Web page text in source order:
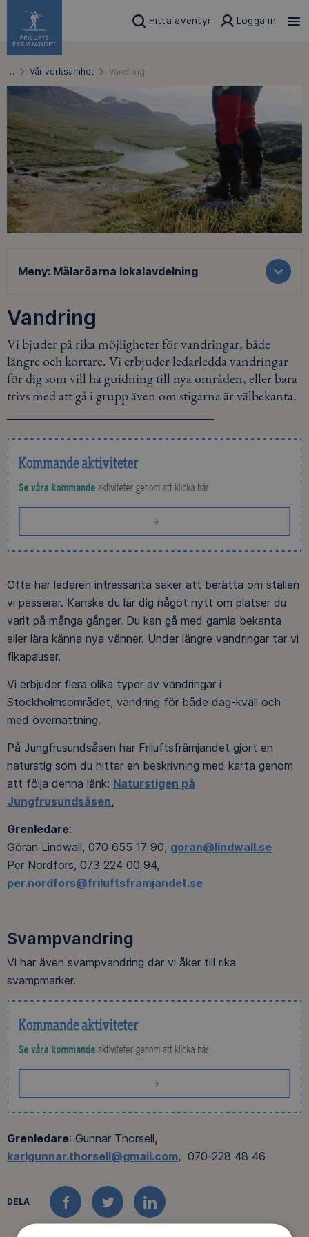
Hitta äventyr Logga in
… Vår verksamhet Vandring
Meny: Mälaröarna lokalavdelning
Vandring
Vi bjuder på rika möjligheter för vandringar, både
längre och kortare. Vi erbjuder ledarledda vandringar
för dig som vill ha guidning till nya områden, eller bara
trivs med att gå i grupp även om stigarna är välbekanta.
Ofta har ledaren intressanta saker att berätta om ställen
vi passerar. Kanske du lär dig något nytt om platser du
varit på många gånger. Du kan gå med gamla bekanta
eller lära känna nya vänner. Under längre vandringar tar vi
fikapauser.
Vi erbjuder flera olika typer av vandringar i
Stockholmsområdet, vandring för både dag-kväll och
med övernattning.
På Jungfrusundsåsen har Friluftsfrämjandet gjort en
naturstig som du hittar en beskrivning med karta genom
att följa denna länk: Naturstigen på
Jungfrusundsåsen.
Grenledare:
Göran Lindwall, 070 655 17 90, goran@lindwall.se
Per Nordfors, 073 224 00 94,
per.nordfors@friluftsframjandet.se
Svampvandring
Vi har även svampvandring där vi åker till rika
svampmarker.
Grenledare: Gunnar Thorsell,
karlgunnar.thorsell@gmail.com, 070-228 48 46
DELA
FACEBOOKTWITTERLINKEDIN